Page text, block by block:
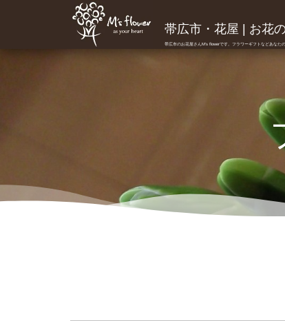
帯広市・花屋 | お花
帯広市のお花屋さんM's flowerです。フラワーギフトなどあなた